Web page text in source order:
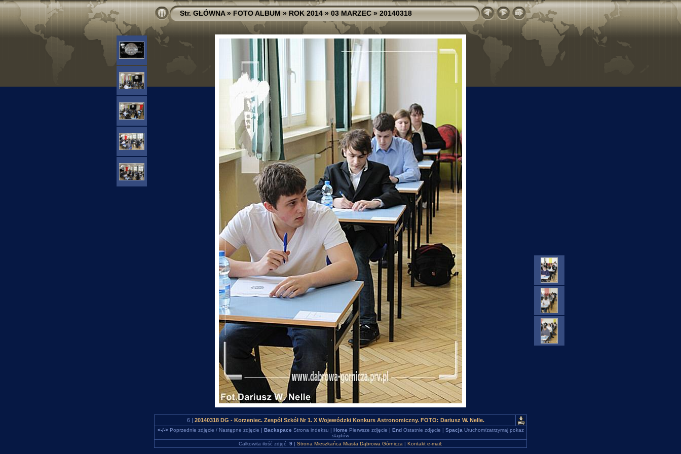
Str. GŁÓWNA»FOTO ALBUM»ROK 2014»03 MARZEC»20140318
6 | 20140318 DG - Korzeniec. Zespół Szkół Nr 1. X Wojewódzki Konkurs Astronomiczny. FOTO: Dariusz W. Nelle.
<-/->Poprzednie zdjęcie / Następne zdjęcie | Backspace Strona indeksu | Home Pierwsze zdjęcie | EndOstatnie zdjęcie | Spacja Uruchom/zatrzymaj pokaz
slajdów
Całkowita ilość zdjęć: 9 | Strona Mieszkańca Miasta Dąbrowa Górnicza | Kontakt e-mail: